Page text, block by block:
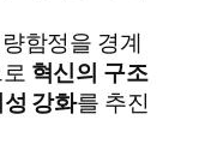
함정을 경계
혁신의 구조
성 강화를 추진